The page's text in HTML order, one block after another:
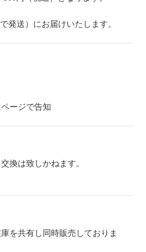
発送）にお届けいたします。
ージで告知
換は致しかねます。
を共有し同時販売しておりま